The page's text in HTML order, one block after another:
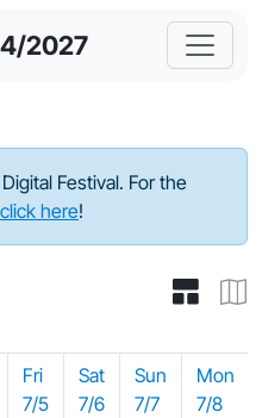
2027
Festival. For the
click here!
Fri
7/5
Sat
7/6
Sun
7/7
Mon
7/8